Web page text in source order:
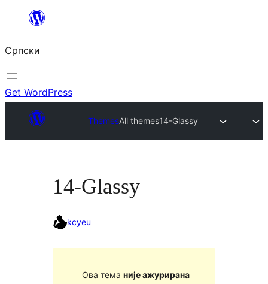
Скочи
садржај
Српски
Get WordPress
ThemesAll themes14-Glassy
14-Glassy
kcyeu
Ова тема није ажурирана